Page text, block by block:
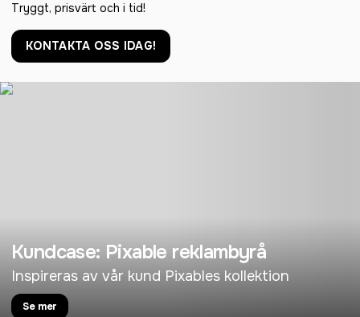
Tryggt, prisvärt och i tid!
KONTAKTA OSS IDAG!
Kundcase: Pixable reklambyrå
Inspireras av vår kund Pixables kollektion
Se mer